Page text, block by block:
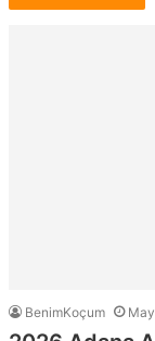
BenimKoçum